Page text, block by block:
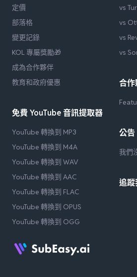
定價
部落格
變更記錄
KOL 專屬獎勵🎁
成為合作夥伴
教育和政府優惠
免費 YouTube 音訊提取器
YouTube 轉換到 MP3
YouTube 轉換到 M4A
YouTube 轉換到 WAV
YouTube 轉換到 AAC
YouTube 轉換到 FLAC
YouTube 轉換到 OPUS
YouTube 轉換到 OGG
vs
vs
vs
vs
合作
公告
我們
追蹤